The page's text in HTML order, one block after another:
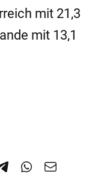
mit 21,3
mit 13,1